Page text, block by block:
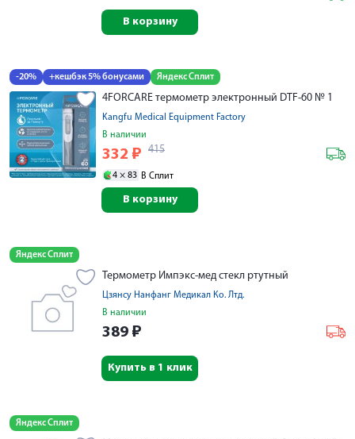
В корзину
-20% +кешбэк 5% бонусами Яндекс Сплит
4FORCARE термометр электронный DTF-60 № 1
Kangfu Medical Equipment Factory
В наличии
332 ₽ 415
4 × 83 В Сплит
В корзину
Яндекс Сплит
Термометр Импэкс-мед стекл ртутный
Цзянсу Нанфанг Медикал Ко. Лтд.
В наличии
389 ₽
Купить в 1 клик
Яндекс Сплит